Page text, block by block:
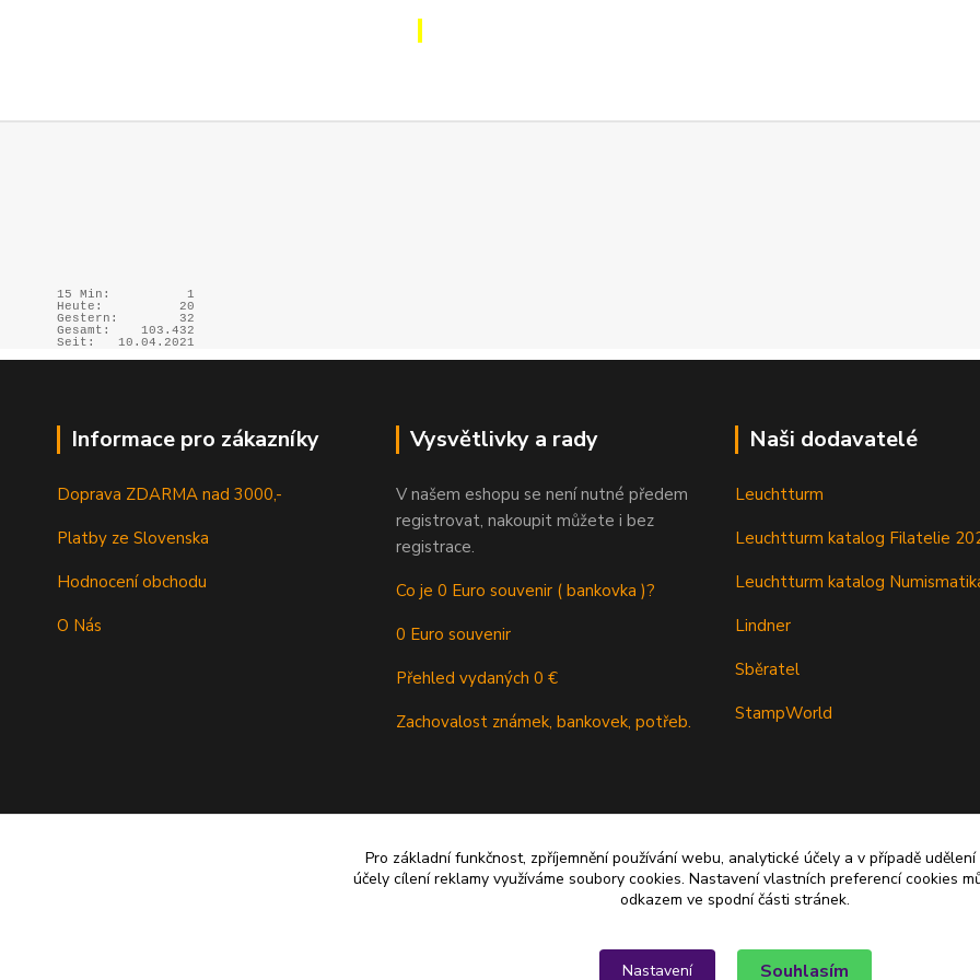
15 Min:
1
Heute:
20
Gestern:
32
Gesamt:
103.432
Seit:
10.04.2021
Informace pro zákazníky
Doprava ZDARMA nad 3000,-
Platby ze Slovenska
Hodnocení obchodu
O Nás
Vysvětlivky a rady
V našem eshopu se není nutné předem
registrovat, nakoupit můžete i bez
registrace.
Co je 0 Euro souvenir ( bankovka )?
0 Euro souvenir
Přehled vydaných 0 €
Zachovalost známek, bankovek, potřeb.
Naši dodavatelé
Leuchtturm
Leuchtturm katalog Filatelie
Leuchtturm katalog
Lindner
Sběratel
StampWorld
Pro základní funkčnost, zpříjemnění používání webu, analytické účely a v případě
účely cílení reklamy využíváme soubory cookies. Nastavení vlastních preferencí cookies
odkazem ve spodní části stránek.
Nastavení Souhlasím